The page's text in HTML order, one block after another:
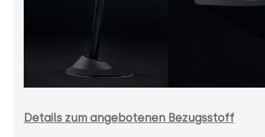
Details zum angebotenen Bezugsstoff